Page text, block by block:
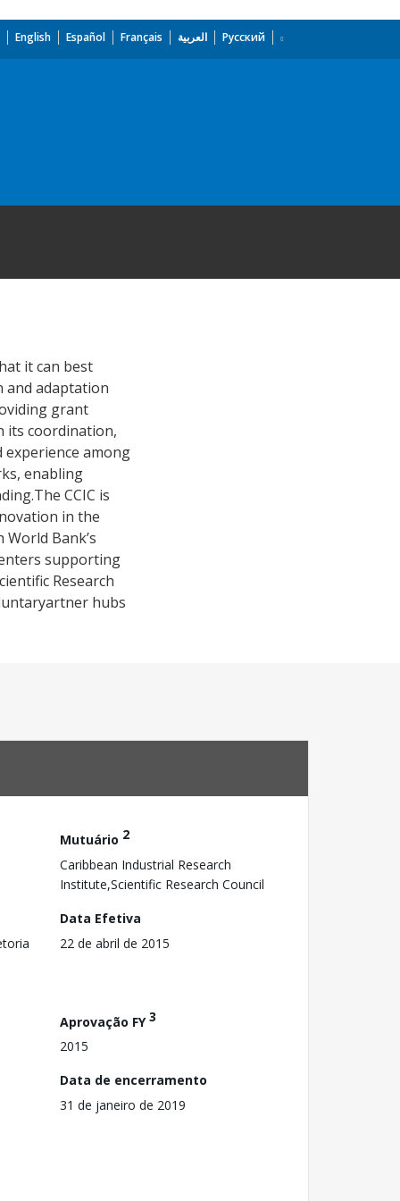
English Español Français العربية Русский
it can best
and adaptation
grant
its coordination,
among
enabling
CCIC is
in the
Bank’s
supporting
Research
hubs
Mutuário 2
Caribbean Industrial Research
Institute,Scientific Research Council
Data Efetiva
22 de abril de 2015
Aprovação FY3
2015
Data de encerramento
31 de janeiro de 2019